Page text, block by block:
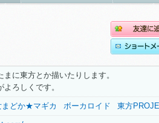
に東方とか描いたりします。
ろしくです。
まどか★マギカ ボーカロイド 東方